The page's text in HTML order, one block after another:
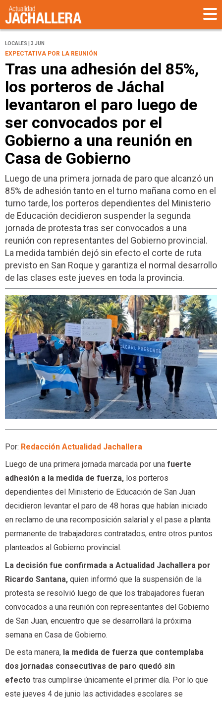
LOCALES | 3 JUN
EXPECTATIVA POR LA REUNIÓN
Tras una adhesión del 85%,
los porteros de Jáchal
levantaron el paro luego de
ser convocados por el
Gobierno a una reunión en
Casa de Gobierno
Luego de una primera jornada de paro que alcanzó un
85% de adhesión tanto en el turno mañana como en el
turno tarde, los porteros dependientes del Ministerio
de Educación decidieron suspender la segunda
jornada de protesta tras ser convocados a una
reunión con representantes del Gobierno provincial.
La medida también dejó sin efecto el corte de ruta
previsto en San Roque y garantiza el normal desarrollo
de las clases este jueves en toda la provincia.
Por: Redacción Actualidad Jachallera
Luego de una primera jornada marcada por una fuerte
adhesión a la medida de fuerza, los porteros
dependientes del Ministerio de Educación de San Juan
decidieron levantar el paro de 48 horas que habían iniciado
en reclamo de una recomposición salarial y el pase a planta
permanente de trabajadores contratados, entre otros puntos
planteados al Gobierno provincial.
La decisión fue confirmada a Actualidad Jachallera por
Ricardo Santana, quien informó que la suspensión de la
protesta se resolvió luego de que los trabajadores fueran
convocados a una reunión con representantes del Gobierno
de San Juan, encuentro que se desarrollará la próxima
semana en Casa de Gobierno.
De esta manera, la medida de fuerza que contemplaba
dos jornadas consecutivas de paro quedó sin
efecto tras cumplirse únicamente el primer día. Por lo que
este jueves 4 de junio las actividades escolares se